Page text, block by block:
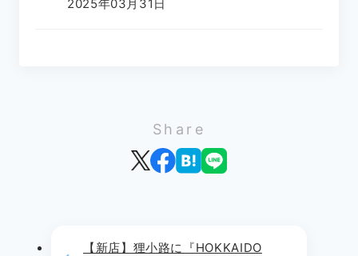
2025年03月31日
Share
【新店】狸小路に『HOKKAIDO